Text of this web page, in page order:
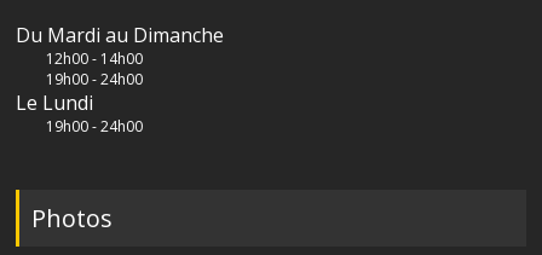
Du Mardi au Dimanche
12h00 - 14h00
19h00 - 24h00
Le Lundi
19h00 - 24h00
Photos